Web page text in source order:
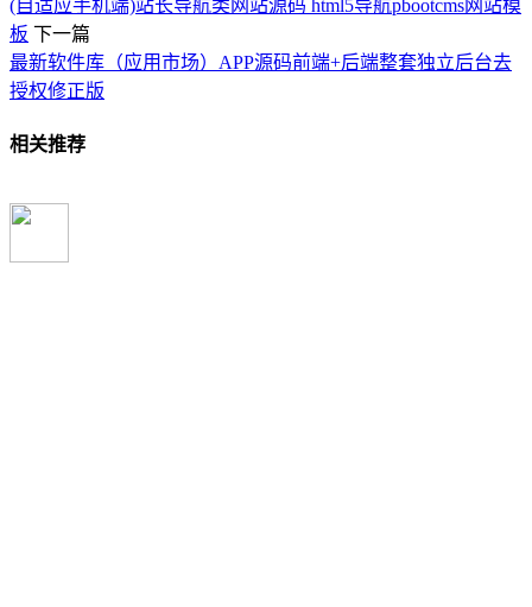
(自适应手机端)站长导航类网站源码 html5导航pbootcms网站模
板 下一篇
最新软件库（应用市场）APP源码前端+后端整套独立后台去
授权修正版
相关推荐